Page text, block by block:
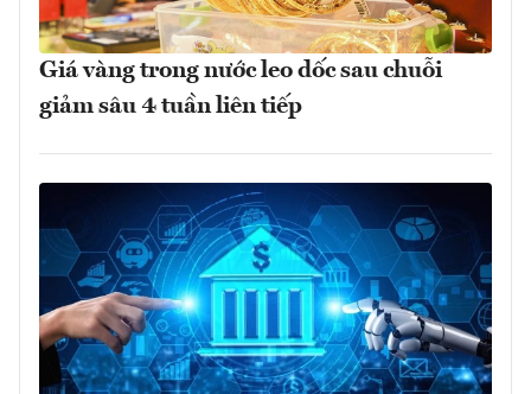
Giá vàng trong nước leo dốc sau chuỗi
giảm sâu 4 tuần liên tiếp